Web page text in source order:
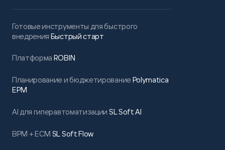
Готовые инструменты для быстрого
внедрения Быстрый старт
Платформа ROBIN
Планирование и бюджетированиеPolymatica
EPM
AI для гиперавтоматизации SL Soft AI
BPM + ECM SL Soft Flow